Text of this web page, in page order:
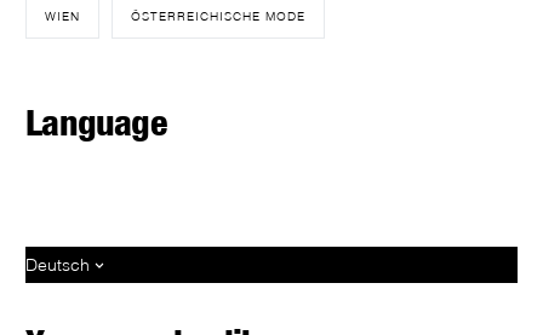
WIEN ÖSTERREICHISCHE MODE
Language
Deutsch